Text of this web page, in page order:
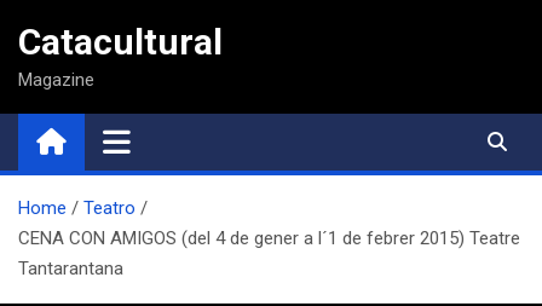
contenido
Catacultural
Magazine
Home
Teatro
CENA CON AMIGOS (del 4 de gener a l´1 de febrer 2015) Teatre
Tantarantana